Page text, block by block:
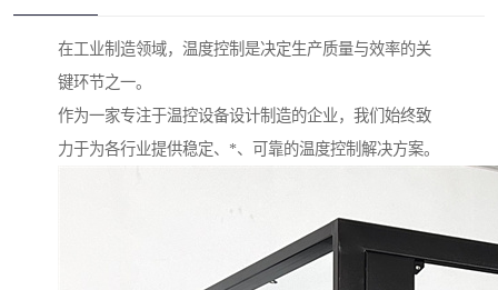
在工业制造领域，温度控制是决定生产质量与效率的关
键环节之一。
作为一家专注于温控设备设计制造的企业，我们始终致
力于为各行业提供稳定、*、可靠的温度控制解决方案。